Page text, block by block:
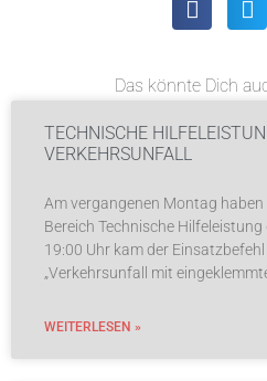
Das könnte Dich
TECHNISCHE
VERKEHRSUNFALL
Am vergangenen Montag
Bereich Technische
19:00 Uhr kam der
„Verkehrsunfall mit
WEITERLESEN »